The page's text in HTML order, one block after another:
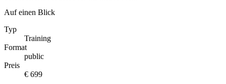
Auf einen Blick
Typ
Training
Format
public
Preis
€ 699